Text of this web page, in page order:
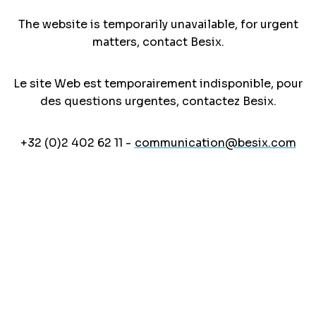
The website is temporarily unavailable, for urgent
matters, contact Besix.
Le site Web est temporairement indisponible, pour
des questions urgentes, contactez Besix.
+32 (0)2 402 62 11 - communication@besix.com